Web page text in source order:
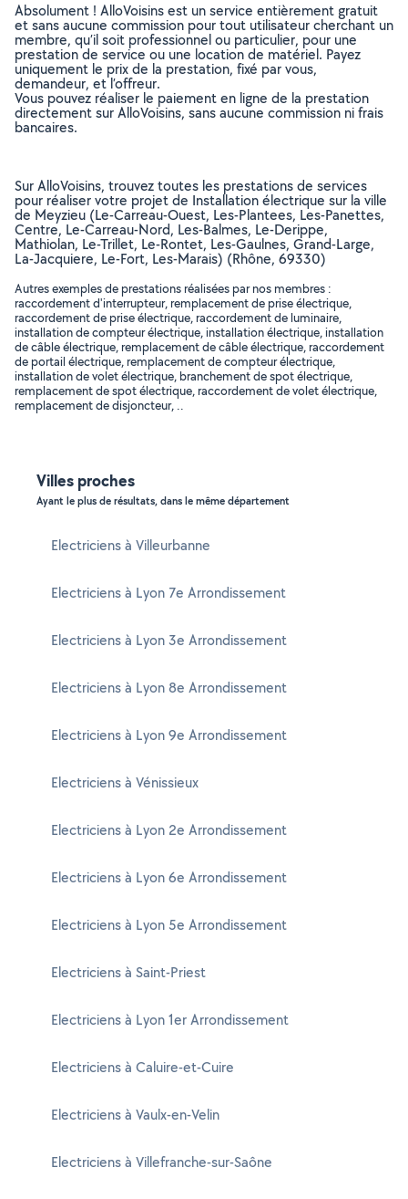
Absolument ! AlloVoisins est un service entièrement gratuit
et sans aucune commission pour tout utilisateur cherchant un
membre, qu’il soit professionnel ou particulier, pour une
prestation de service ou une location de matériel. Payez
uniquement le prix de la prestation, fixé par vous,
demandeur, et l’offreur.
Vous pouvez réaliser le paiement en ligne de la prestation
directement sur AlloVoisins, sans aucune commission ni frais
bancaires.
Sur AlloVoisins, trouvez toutes les prestations de services
pour réaliser votre projet de Installation électrique sur la ville
de Meyzieu (Le-Carreau-Ouest, Les-Plantees, Les-Panettes,
Centre, Le-Carreau-Nord, Les-Balmes, Le-Derippe,
Mathiolan, Le-Trillet, Le-Rontet, Les-Gaulnes, Grand-Large,
La-Jacquiere, Le-Fort, Les-Marais) (Rhône, 69330)
Autres exemples de prestations réalisées par nos membres :
raccordement d'interrupteur, remplacement de prise électrique,
raccordement de prise électrique, raccordement de luminaire,
installation de compteur électrique, installation électrique, installation
de câble électrique, remplacement de câble électrique, raccordement
de portail électrique, remplacement de compteur électrique,
installation de volet électrique, branchement de spot électrique,
remplacement de spot électrique, raccordement de volet électrique,
remplacement de disjoncteur, ..
Villes proches
Ayant le plus de résultats, dans le même département
Electriciens à Villeurbanne
Electriciens à Lyon 7e Arrondissement
Electriciens à Lyon 3e Arrondissement
Electriciens à Lyon 8e Arrondissement
Electriciens à Lyon 9e Arrondissement
Electriciens à Vénissieux
Electriciens à Lyon 2e Arrondissement
Electriciens à Lyon 6e Arrondissement
Electriciens à Lyon 5e Arrondissement
Electriciens à Saint-Priest
Electriciens à Lyon 1er Arrondissement
Electriciens à Caluire-et-Cuire
Electriciens à Vaulx-en-Velin
Electriciens à Villefranche-sur-Saône